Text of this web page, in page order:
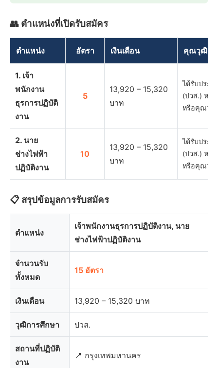
👥 ตำแหน่งที่เปิดรับสมัคร
ตำแหน่ง อัตรา เงินเดือน คุณวุฒิ
1. เจ้า
พนักงาน
ธุรการปฏิบัติ
งาน
5
13,920 – 15,320
บาท
ได้รับประ
(ปวส.) หรื
หรือคุณวุ…
2. นาย
ช่างไฟฟ้า
ปฏิบัติงาน
10
13,920 – 15,320
บาท
ได้รับประ
(ปวส.) หรื
หรือคุณวุ…
📋 สรุปข้อมูลการรับสมัคร
ตำแหน่ง
เจ้าพนักงานธุรการปฏิบัติงาน, นาย
ช่างไฟฟ้าปฏิบัติงาน
จำนวนรับ
ทั้งหมด
15 อัตรา
เงินเดือน 13,920 – 15,320 บาท
วุฒิการศึกษา ปวส.
สถานที่ปฏิบัติ
งาน
📍 กรุงเทพมหานคร